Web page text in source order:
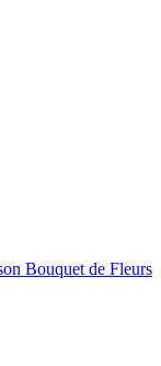
Bouquet de Fleurs